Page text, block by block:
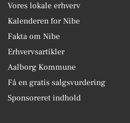
Vores lokale erhverv
Kalenderen for Nibe
Fakta om Nibe
Erhvervsartikler
Aalborg Kommune
Få en gratis salgsvurdering
Sponsoreret indhold